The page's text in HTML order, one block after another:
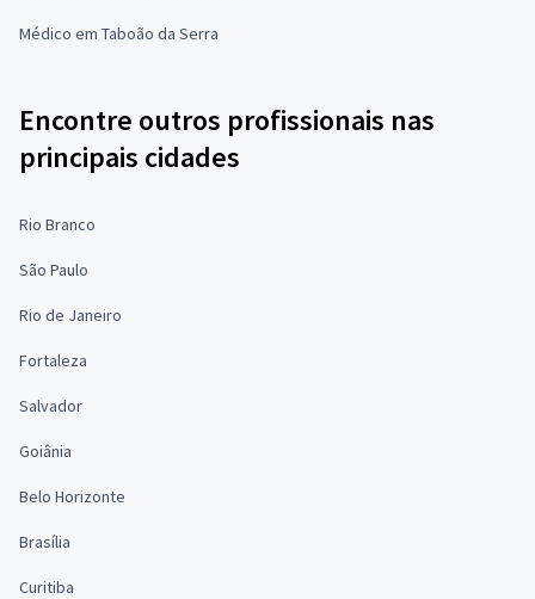
Médico em Taboão da Serra
Encontre outros profissionais nas
principais cidades
Rio Branco
São Paulo
Rio de Janeiro
Fortaleza
Salvador
Goiânia
Belo Horizonte
Brasília
Curitiba